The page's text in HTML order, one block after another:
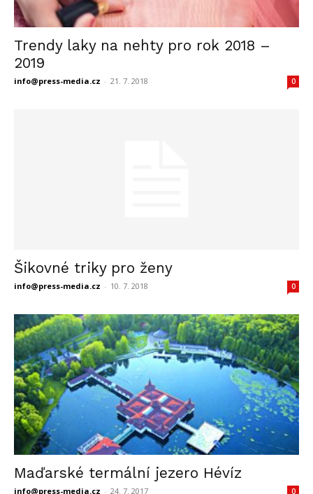
Trendy laky na nehty pro rok 2018 –
2019
info@press-media.cz - 21. 7. 2018 0
Šikovné triky pro ženy
info@press-media.cz - 10. 7. 2018 0
Maďarské termální jezero Hévíz
info@press-media.cz - 24. 7. 2017 0